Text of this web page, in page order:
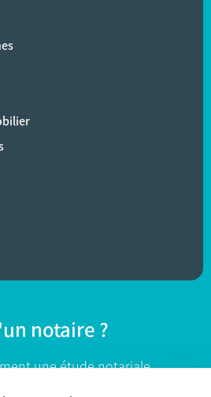
notaire ?
une étude notariale